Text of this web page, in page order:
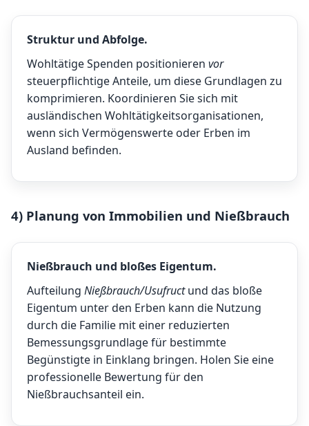
Struktur und Abfolge.
Wohltätige Spenden positionieren vor
steuerpflichtige Anteile, um diese Grundlagen zu
komprimieren. Koordinieren Sie sich mit
ausländischen Wohltätigkeitsorganisationen,
wenn sich Vermögenswerte oder Erben im
Ausland befinden.
4) Planung von Immobilien und Nießbrauch
Nießbrauch und bloßes Eigentum.
Aufteilung Nießbrauch/Usufructund das bloße
Eigentum unter den Erben kann die Nutzung
durch die Familie mit einer reduzierten
Bemessungsgrundlage für bestimmte
Begünstigte in Einklang bringen. Holen Sie eine
professionelle Bewertung für den
Nießbrauchsanteil ein.